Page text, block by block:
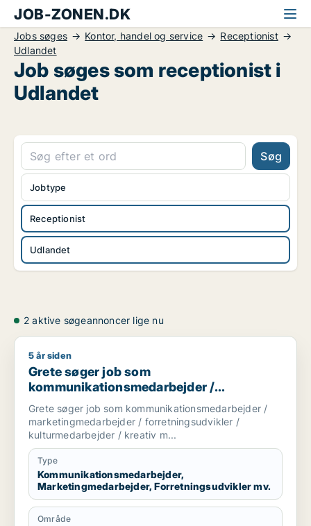
JOB-ZONEN.DK
Jobs søges Kontor, handel og service
Receptionist
Udlandet
Job søges som receptionist i
Udlandet
Søg
Receptionist
Udlandet
Jobtype
2 aktive søgeannoncer lige nu
Grete søger job som kommunikationsmedarbejder /
5 år siden
Grete søger job som
kommunikationsmedarbejder /
marketingmedarbejder /
forretningsudvikler / kulturmedarbejder /
kreativ medarbejder
Grete søger job som kommunikationsmedarbejder /
marketingmedarbejder / forretningsudvikler /
kulturmedarbejder / kreativ m...
Type
Kommunikationsmedarbejder,
Marketingmedarbejder, Forretningsudvikler mv.
Område